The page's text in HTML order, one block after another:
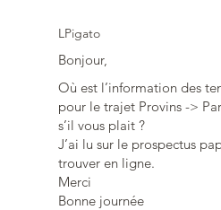
LPigato
Bonjour,
Où est l’information des
pour le trajet Provins ->
s’il vous plait ?
J’ai lu sur le prospectus
trouver en ligne.
Merci
Bonne journée